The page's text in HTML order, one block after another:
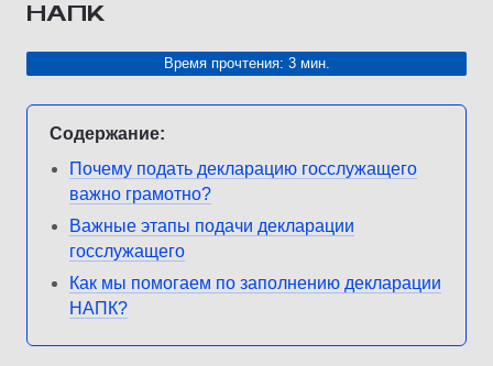
НАПК
Время прочтения: 3 мин.
Содержание:
Почему подать декларацию госслужащего
важно грамотно?
Важные этапы подачи декларации
госслужащего
Как мы помогаем по заполнению декларации
НАПК?